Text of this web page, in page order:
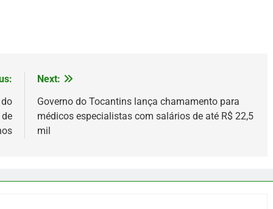
Next:
Governo do Tocantins lança chamamento para
médicos especialistas com salários de até R$ 22,5
mil